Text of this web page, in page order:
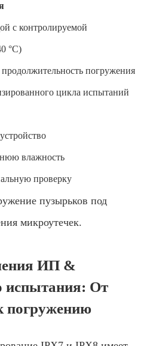
с контролируемой
°C)
погружения
цикла испытаний
влажность
проверку
пузырьков под
микроутечек.
ИП &
испытания: От
погружению